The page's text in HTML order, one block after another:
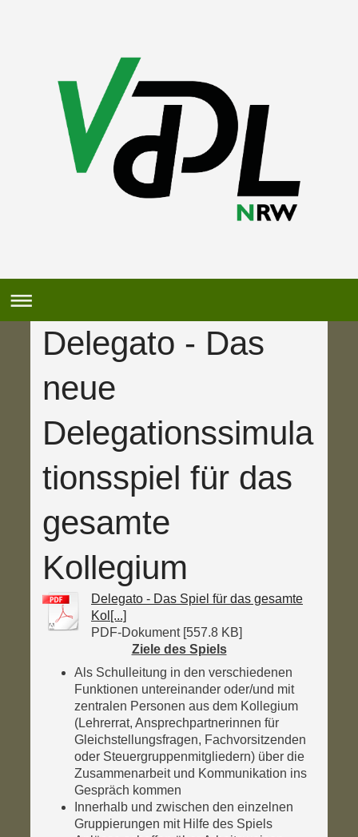
Delegato - Das
neue
Delegationssimula
tionsspiel für das
gesamte
Kollegium
Delegato - Das Spiel für das gesamte
Kol[...]
PDF-Dokument [557.8 KB]
Ziele des Spiels
Als Schulleitung in den verschiedenen
Funktionen untereinander oder/und mit
zentralen Personen aus dem Kollegium
(Lehrerrat, Ansprechpartnerinnen für
Gleichstellungsfragen, Fachvorsitzenden
oder Steuergruppenmitgliedern) über die
Zusammenarbeit und Kommunikation ins
Gespräch kommen
Innerhalb und zwischen den einzelnen
Gruppierungen mit Hilfe des Spiels